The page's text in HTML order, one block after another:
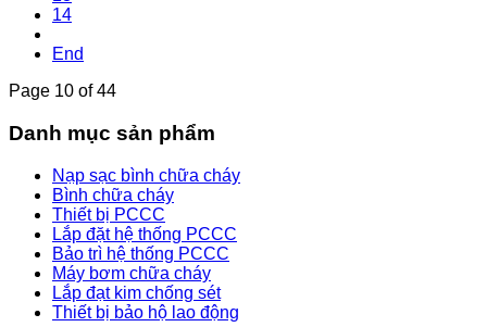
14
End
Page 10 of 44
Danh mục sản phẩm
Nạp sạc bình chữa cháy
Bình chữa cháy
Thiết bị PCCC
Lắp đặt hệ thống PCCC
Bảo trì hệ thống PCCC
Máy bơm chữa cháy
Lắp đạt kim chống sét
Thiết bị bảo hộ lao động